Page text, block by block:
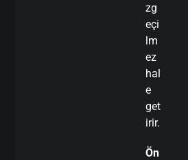
zg
eçi
lm
ez
hal
e
get
irir.
Ön